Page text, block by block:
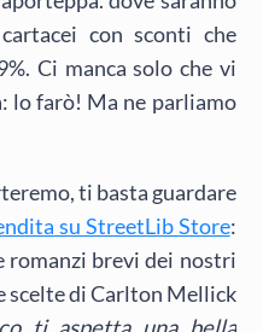
con sconti che
Ci manca solo che vi
lo farò! Ma ne parliamo
ti basta guardare
su StreetLib Store:
romanzi brevi dei nostri
di Carlton Mellick